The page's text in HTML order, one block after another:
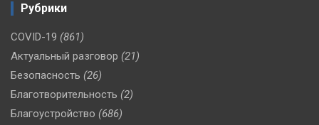
Рубрики
COVID-19 (861)
Актуальный разговор (21)
Безопасность (26)
Благотворительность (2)
Благоустройство (686)